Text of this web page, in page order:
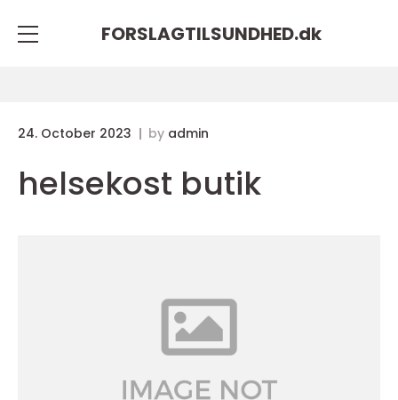
FORSLAGTILSUNDHED.dk
24. October 2023 by admin
helsekost butik